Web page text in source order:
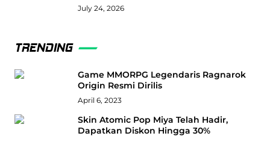
July 24, 2026
TRENDING
Game MMORPG Legendaris Ragnarok
Origin Resmi Dirilis
April 6, 2023
Skin Atomic Pop Miya Telah Hadir,
Dapatkan Diskon Hingga 30%